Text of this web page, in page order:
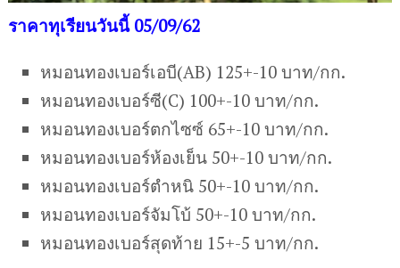
ราคาทุเรียนวันนี้ 05/09/62
หมอนทองเบอร์เอบี(AB) 125+-10 บาท/กก.
หมอนทองเบอร์ซี(C) 100+-10 บาท/กก.
หมอนทองเบอร์ตกไซซ์ 65+-10 บาท/กก.
หมอนทองเบอร์ห้องเย็น 50+-10 บาท/กก.
หมอนทองเบอร์ตำหนิ 50+-10 บาท/กก.
หมอนทองเบอร์จัมโบ้ 50+-10 บาท/กก.
หมอนทองเบอร์สุดท้าย 15+-5 บาท/กก.